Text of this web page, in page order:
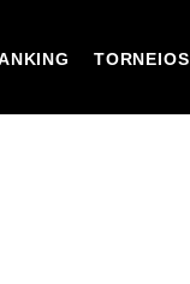
TORNEIOS